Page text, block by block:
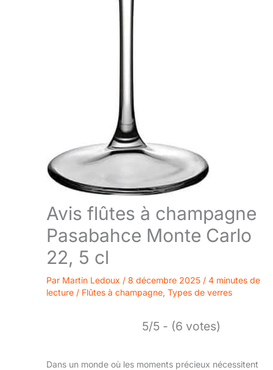
Avis flûtes à champagne
Pasabahce Monte Carlo
22, 5 cl
Par Martin Ledoux / 8 décembre 2025 / 4 minutes de
lecture / Flûtes à champagne, Types de verres
5/5 - (6 votes)
Dans un monde où les moments précieux nécessitent